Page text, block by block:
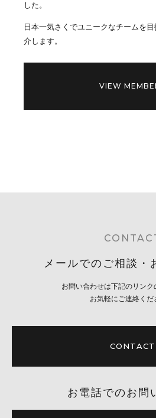
した。
日本一気さくでユニークなチームを
介します。
VIEW
メールでのご相談・
お問い合わせは下記のリンク
お気軽にご連絡くだ
CONTACT
お電話でのお問